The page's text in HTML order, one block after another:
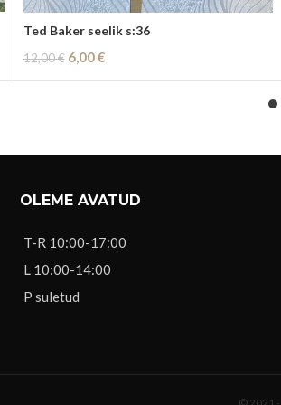
Ted Baker seelik s:36
12,00€ Algne
hind
6,00€Current
price
Loe Edasi
OLEME AVATUD
T-R 10:00-17:00
L 10:00-14:00
P suletud